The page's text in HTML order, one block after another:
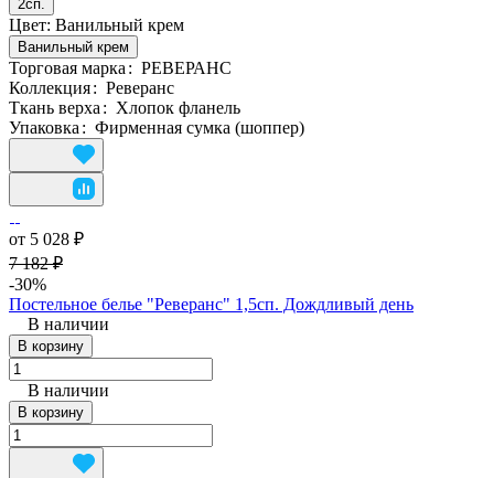
2сп.
Цвет: Ванильный крем
Ванильный крем
Торговая марка : РЕВЕРАНС
Коллекция: Реверанс
Ткань верха : Хлопок фланель
Упаковка : Фирменная сумка (шоппер)
от 5 028 ₽
7 182 ₽
-30%
Постельное белье "Реверанс" 1,5сп. Дождливый день
В наличии
В корзину
В наличии
В корзину